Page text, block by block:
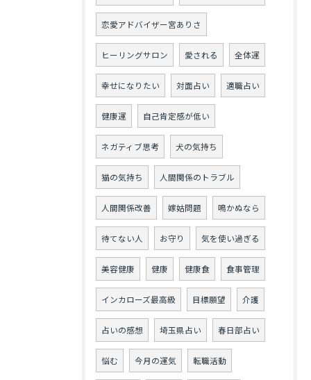
恋愛アドバイザー宮ありさ
ヒーリングサロン 愛される 全体運
幸せになりたい 対面占い 適職占い
健康運 自己肯定感が低い
ネガティブ思考 犬の気持ち
猫の気持ち 人間関係のトラブル
人間関係改善 嫁姑問題 鳴かぬなら
待てない人 お守り 気を使い過ぎる
美容健康 健康 健康食 食事管理
インカローズ最高級 目標願望 介護
占いの感想 埼玉県占い 春日部占い
悩む 今月の運気 転職活動